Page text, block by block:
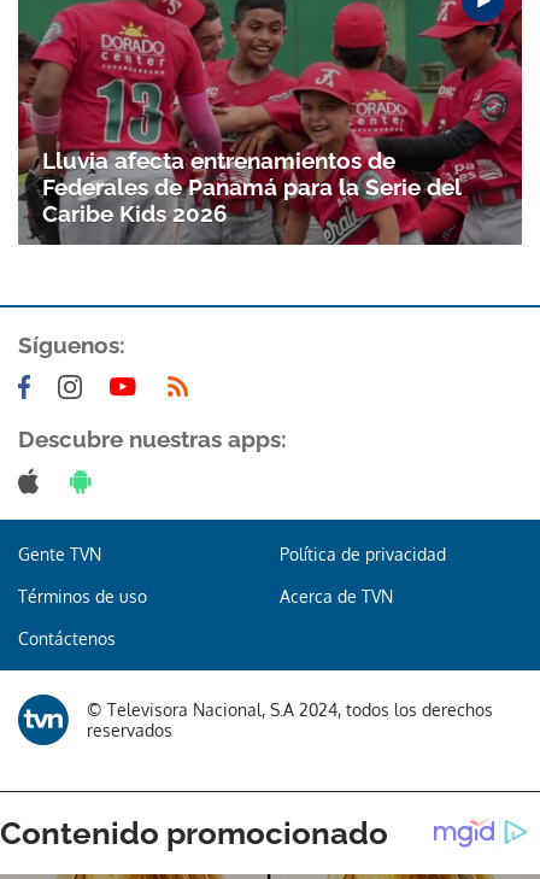
Lluvia afecta entrenamientos de
Federales de Panamá para la Serie del
Caribe Kids 2026
Síguenos:
Descubre nuestras apps:
Gente TVN Política de privacidad
Términos de uso Acerca de TVN
Contáctenos
© Televisora Nacional, S.A 2024, todos los derechos
reservados